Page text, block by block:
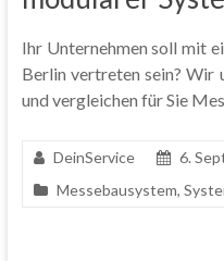
Ihr Unternehmen soll mit
Berlin vertreten sein?
und vergleichen für Sie
DeinService
6.
Messebausystem,